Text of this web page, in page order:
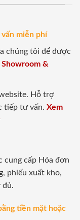
miễn phí
chúng tôi để được
Showroom &
Hỗ trợ
tiếp tư vấn. Xem
cung cấp Hóa đơn
phiếu xuất kho,
đủ.
tiền mặt hoặc